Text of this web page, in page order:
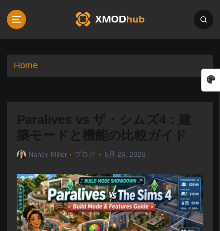
p
Home
Paralives vs ザ・シムズ4：建
築モードと機能の比較ガイド
Nancy Miller ブログ 5月 26, 2026